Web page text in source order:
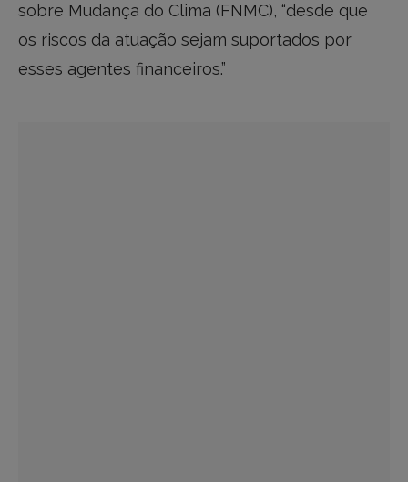
sobre Mudança do Clima (FNMC), “desde que
os riscos da atuação sejam suportados por
esses agentes financeiros.”